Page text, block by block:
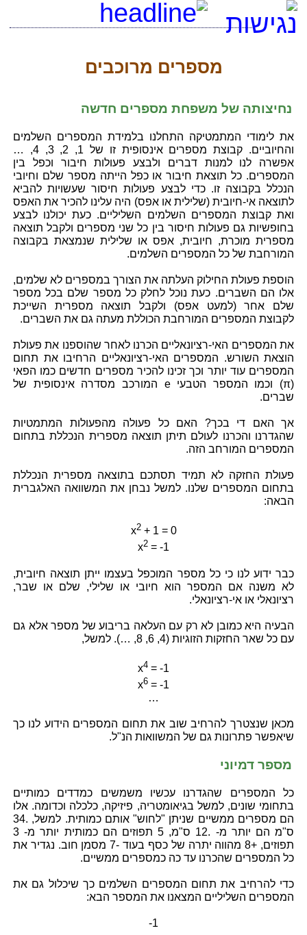
מספרים מרוכבים
נחיצותה של משפחת מספרים חדשה
את לימודי המתמטיקה התחלנו בלמידת המספרים השלמים
והחיוביים. קבוצת מספרים אינסופית זו של 1, 2, 3, 4, …
אפשרה לנו למנות דברים ולבצע פעולות חיבור וכפל בין
המספרים. כל תוצאת חיבור או כפל הייתה מספר שלם וחיובי
הנכלל בקבוצה זו. כדי לבצע פעולות חיסור שעשויות להביא
לתוצאה אי-חיובית (שלילית או אפס) היה עלינו להכיר את האפס
ואת קבוצת המספרים השלמים השליליים. כעת יכולנו לבצע
בחופשיות גם פעולות חיסור בין כל שני מספרים ולקבל תוצאה
מספרית מוכרת, חיובית, אפס או שלילית שנמצאת בקבוצה
המורחבת של כל המספרים השלמים.
הוספת פעולת החילוק העלתה את הצורך במספרים לא שלמים,
אלו הם השברים. כעת נוכל לחלק כל מספר שלם בכל מספר
שלם אחר (למעט אפס) ולקבל תוצאה מספרית השייכת
לקבוצת המספרים המורחבת הכוללת מעתה גם את השברים.
את המספרים האי-רציונאליים הכרנו לאחר שהוספנו את פעולת
הוצאת השורש. המספרים האי-רציונאליים הרחיבו את תחום
המספרים עוד יותר וכך זכינו להכיר מספרים חדשים כמו הפאי
(π) וכמו המספר הטבעי e המורכב מסדרה אינסופית של
שברים.
אך האם די בכך? האם כל פעולה מהפעולות המתמטיות
שהגדרנו והכרנו לעולם תיתן תוצאה מספרית הנכללת בתחום
המספרים המורחב הזה.
פעולת החזקה לא תמיד תסתכם בתוצאה מספרית הנכללת
בתחום המספרים שלנו. למשל נבחן את המשוואה האלגברית
הבאה:
x2+ 1 = 0
x2 = -1
כבר ידוע לנו כי כל מספר המוכפל בעצמו ייתן תוצאה חיובית,
לא משנה אם המספר הוא חיובי או שלילי, שלם או שבר,
רציונאלי או אי-רציונאלי.
הבעיה היא כמובן לא רק עם העלאה בריבוע של מספר אלא גם
עם כל שאר החזקות הזוגיות (4, 6, 8, …). למשל,
x4 = -1
x6 = -1
…
מכאן שנצטרך להרחיב שוב את תחום המספרים הידוע לנו כך
שיאפשר פתרונות גם של המשוואות הנ"ל.
מספר דמיוני
כל המספרים שהגדרנו עכשיו משמשים כמדדים כמותיים
בתחומי שונים, למשל בגיאומטריה, פיזיקה, כלכלה וכדומה. אלו
הם מספרים ממשיים שניתן "לחוש" אותם כמותית. למשל, .34
ס"מ הם יותר מ- .12 ס"מ, 5 תפוזים הם כמותית יותר מ- 3
תפוזים, +8 מהווה יתרה של כסף בעוד -7 מסמן חוב. נגדיר את
כל המספרים שהכרנו עד כה כמספרים ממשיים.
כדי להרחיב את תחום המספרים השלמים כך שיכלול גם את
המספרים השליליים המצאנו את המספר הבא:
-1